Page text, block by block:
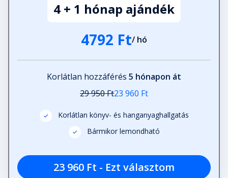
4 + 1 hónap ajándék
4792 Ft/ hó
Korlátlan hozzáférés 5 hónapon át
29 950 Ft23 960 Ft
Korlátlan könyv- és hanganyaghallgatás
Bármikor lemondható
23 960 Ft - Ezt választom